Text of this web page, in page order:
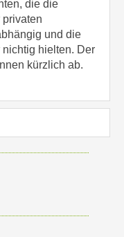
die die
privaten
und die
hielten. Der
kürzlich ab.